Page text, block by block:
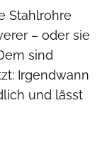
Stahlrohre
– oder sie
sind
Irgendwann
und lässt